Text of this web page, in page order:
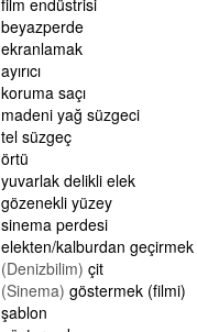
beyazperde
ekranlamak
ayırıcı
koruma saçı
madeni yağ süzgeci
tel süzgeç
örtü
yuvarlak delikli elek
gözenekli yüzey
sinema perdesi
elekten/kalburdan geçirmek
(Denizbilim) çit
(Sinema) göstermek (filmi)
şablon